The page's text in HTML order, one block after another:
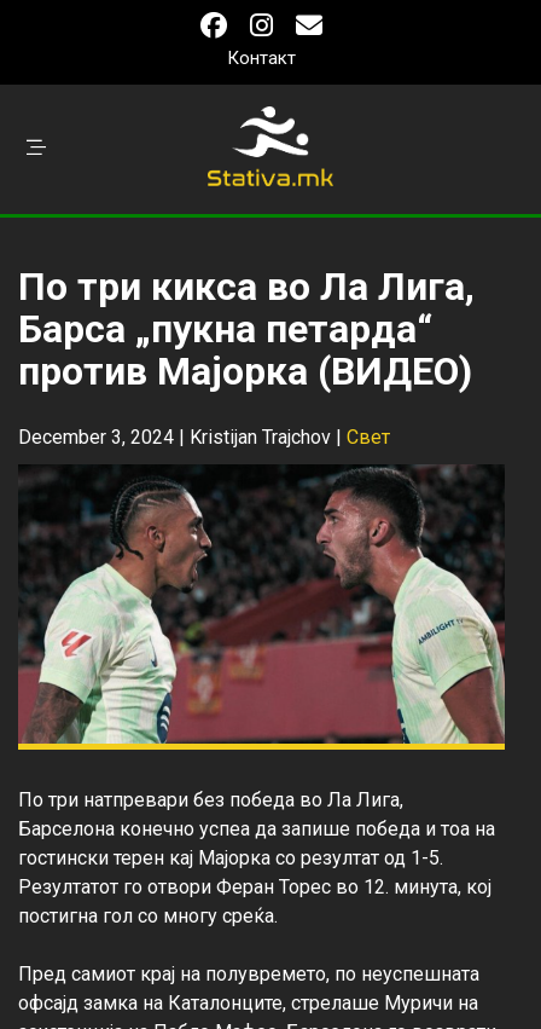
Контакт
По три кикса во Ла Лига,
Барса „пукна петарда“
против Мајорка (ВИДЕО)
December 3, 2024 | Kristijan Trajchov | Свет
По три натпревари без победа во Ла Лига,
Барселона конечно успеа да запише победа и тоа на
гостински терен кај Мајорка со резултат од 1-5.
Резултатот го отвори Феран Торес во 12. минута, кој
постигна гол со многу среќа.
Пред самиот крај на полувремето, по неуспешната
офсајд замка на Каталонците, стрелаше Муричи на